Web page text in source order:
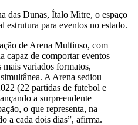
das Dunas, Ítalo Mitre, o espaço
estrutura para eventos no estado.
de Arena Multiuso, com
capaz de comportar eventos
mais variados formatos,
A Arena sediou
(22 partidas de futebol e
a surpreendente
o que representa, na
a cada dois dias”, afirma.